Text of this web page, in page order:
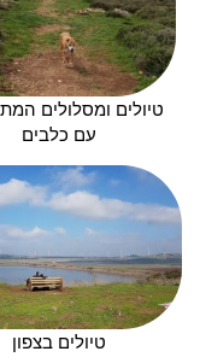
טיולים ומסלולים
עם כלבים
טיולים בצפון